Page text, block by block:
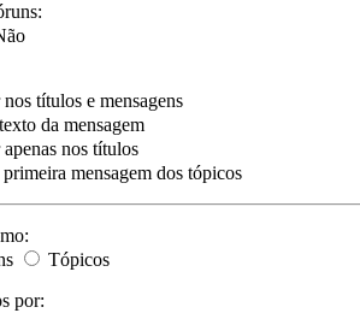
nos títulos e mensagens
da mensagem
apenas nos títulos
mensagem dos tópicos
Tópicos
por: